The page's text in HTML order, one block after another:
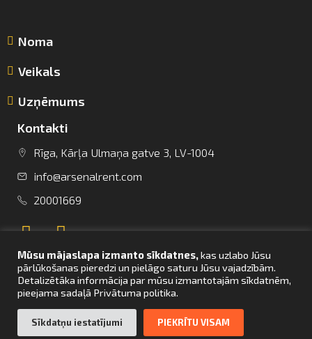
info@arsenalrent.com
Lietuva Latvija Igaunija
Noma
Veikals
Uzņēmums
Kontakti
Rīga, Kārļa Ulmaņa gatve 3, LV-1004
info@arsenalrent.com
20001669
UZ SĀKUMU
© Arsenal Tehnikas noma 2021. Visas tiesības aizsargātas. Mājaslapas
Mūsu mājaslapa izmanto sīkdatnes,kas uzlabo Jūsu
pārlūkošanas pieredzi un pielāgo saturu Jūsu vajadzībām.
Detalizētāka informācija par mūsu izmantotajām sīkdatnēm,
pieejama sadaļā Privātuma politika.
Sīkdatņu iestatījumi PIEKRĪTU VISAM